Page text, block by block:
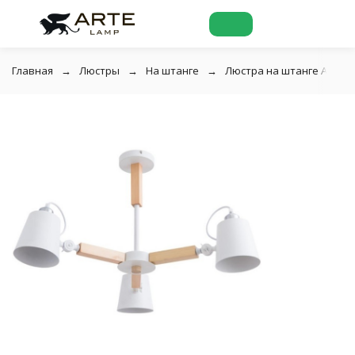
Главная Люстры На штанге Люстра на штанге Arte